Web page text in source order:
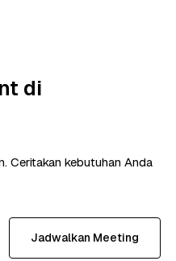
di
Ceritakan kebutuhan Anda
Jadwalkan Meeting